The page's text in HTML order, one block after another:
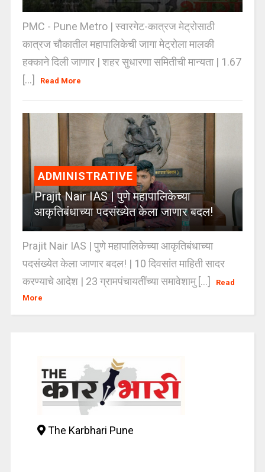
PMC - Pune Metro | स्वारगेट-कात्रज मेट्रोसाठी
कात्रज चौकातील महापालिकेची जागा मेट्रोला मालकी
हक्काने दिली जाणार | शहर सुधारणा समितीची मान्यता | 1.67
[...]
Read More
ADMINISTRATIVE
Prajit Nair IAS | पुणे महापालिकेच्या
आकृतिबंधाच्या पदसंख्येत केला जाणार बदल!
Prajit Nair IAS | पुणे महापालिकेच्या आकृतिबंधाच्या
पदसंख्येत केला जाणार बदल! | 10 दिवसांत माहिती सादर
करण्याचे आदेश | 23 ग्रामपंचायतींच्या समावेशामु [...]
Read
More
The Karbhari Pune